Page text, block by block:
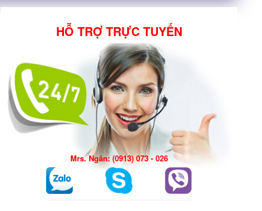
HỖ TRỢ TRỰC TUYẾN
Mrs. Ngân:(0913) 073 - 026